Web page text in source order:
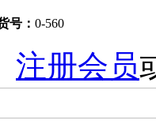
号： 0-560
注册会员